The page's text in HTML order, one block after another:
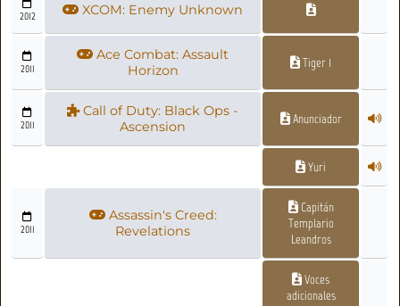
2012 XCOM: Enemy Unknown
2011
Ace Combat: Assault
Horizon
Tiger 1
2011
Call of Duty: Black Ops -
Ascension
Anunciador
Yuri
2011
Assassin's Creed:
Revelations
Capitán
Templario
Leandros
Voces
adicionales